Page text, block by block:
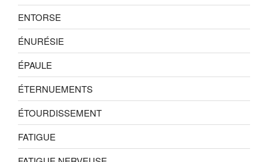
ENTORSE
ÉNURÉSIE
ÉPAULE
ÉTERNUEMENTS
ÉTOURDISSEMENT
FATIGUE